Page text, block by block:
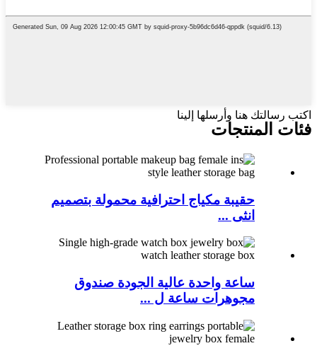
اكتب رسالتك هنا وأرسلها إلينا
فئات المنتجات
حقيبة مكياج احترافية محمولة بتصميم
انثى ...
ساعة واحدة عالية الجودة صندوق
مجوهرات ساعة ل ...